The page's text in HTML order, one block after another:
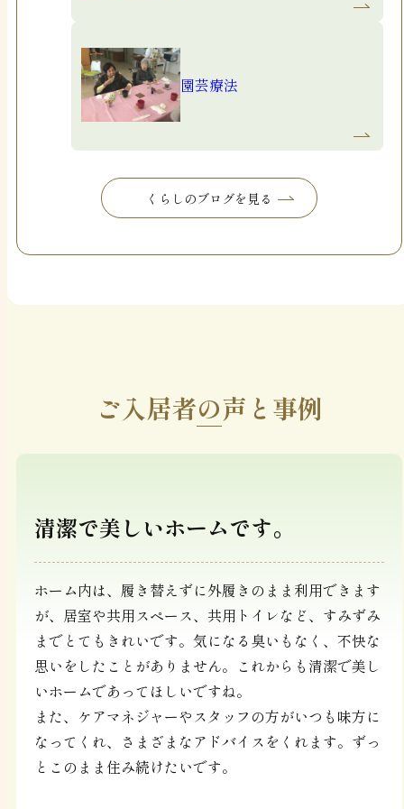
園芸療法
くらしのブログを見る
くらしのブログを見る
ご入居者の声と事例
清潔で美しいホームです。
ホーム内は、履き替えずに外履きのまま利用できます
が、居室や共用スペース、共用トイレなど、すみずみ
までとてもきれいです。気になる臭いもなく、不快な
思いをしたことがありません。これからも清潔で美し
いホームであってほしいですね。
また、ケアマネジャーやスタッフの方がいつも味方に
なってくれ、さまざまなアドバイスをくれます。ずっ
とこのまま住み続けたいです。